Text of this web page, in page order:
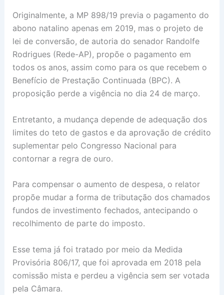
Originalmente, a MP 898/19 previa o pagamento do
abono natalino apenas em 2019, mas o projeto de
lei de conversão, de autoria do senador Randolfe
Rodrigues (Rede-AP), propõe o pagamento em
todos os anos, assim como para os que recebem o
Benefício de Prestação Continuada (BPC). A
proposição perde a vigência no dia 24 de março.
Entretanto, a mudança depende de adequação dos
limites do teto de gastos e da aprovação de crédito
suplementar pelo Congresso Nacional para
contornar a regra de ouro.
Para compensar o aumento de despesa, o relator
propõe mudar a forma de tributação dos chamados
fundos de investimento fechados, antecipando o
recolhimento de parte do imposto.
Esse tema já foi tratado por meio da Medida
Provisória 806/17, que foi aprovada em 2018 pela
comissão mista e perdeu a vigência sem ser votada
pela Câmara.